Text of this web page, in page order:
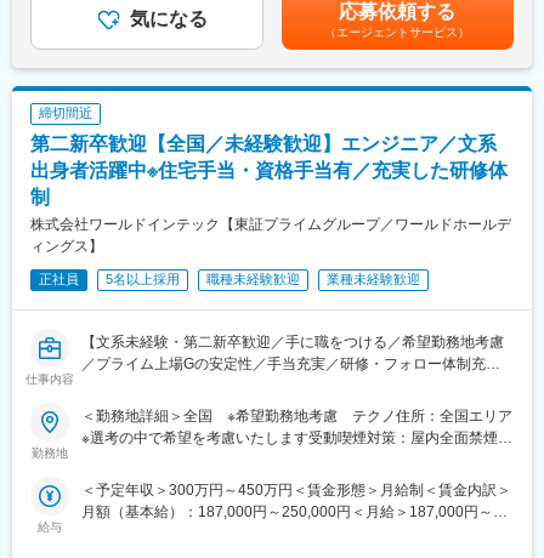
車載・医療・航空宇宙・インフラ事業など信頼性が必要とされる
様々なエレクトロニクスの分野で使用されています。関係部門と
・海外出張の機会（月に1回程度／1週間程度）もあり、世界の技
術動向や市場ニーズを直接感じながら自社製品の価値を広げてい
くことが求められるため、グローバルに活躍できる仕事です。
・入社後のキャリアパスは、エキスパートやマネジメントの双方
■MARUWAの魅力:
◇技術力
MARUWAのセラミックス部品は他社製品よりも高い熱耐性を持っ
ており、次世代通信‘5G’‘6G’、EV（電気自動車）、半導体など次
ーダーにも応えられる技術力から、利益率は30%超えと高い利益
率を誇っています。
ス勤務（フリータイム制）／ゼロ残業方針／有給休暇取得奨励日
の設定／プレミアムフライデー等
す。■管理監督職該当の方は時間外手当支給なし賃金はあくまでも
目安の金額であり、選考を通じて上下する可能性があります。月
給(月額)は固定手当を含めた表記です。
気になる 応募依頼する
（エージェントサービス）
締切間近
第二新卒歓迎【全国／未経験歓迎】エンジニア／文系
出身者活躍中※住宅手当・資格手当有／充実した研修体
制
株式会社ワールドインテック【東証プライムグループ／ワールドホールデ
ィングス】
正社員 5名以上採用 職種未経験歓迎 業種未経験歓迎
仕事内容
【文系未経験・第二新卒歓迎／手に職をつける／希望勤務地考慮
／プライム上場Gの安定性／手当充実／研修・フォロー体制充実
未経験からでも安心してスタートできる研修制度と長く働けるキ
■エンジニアになるまでの流れ
勤務地
＜勤務地詳細＞全国 ※希望勤務地考慮 テクノ住所：全国エリア
※選考の中で希望を考慮いたします受動喫煙対策：屋内全面禁煙変
給与
＜予定年収＞300万円～450万円＜賃金形態＞月給制＜賃金内訳＞
月額（基本給）：187,000円～250,000円＜月給＞187,000円～